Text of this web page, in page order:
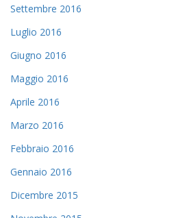
Settembre 2016
Luglio 2016
Giugno 2016
Maggio 2016
Aprile 2016
Marzo 2016
Febbraio 2016
Gennaio 2016
Dicembre 2015